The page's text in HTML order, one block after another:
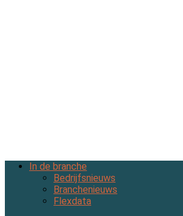
In de branche
Bedrijfsnieuws
Branchenieuws
Flexdata